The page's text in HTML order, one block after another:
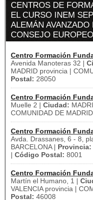
CENTROS DE
EL CURSO INEM
ALEMÁN
CONSEJO
Centro Formación
Avenida Manoteras 32 |
MADRID provincia |
Postal: 28050
Centro Formación
Muelle 2 | Ciudad:
COMUNIDAD DE
Centro Formación
Avda. Drassanes, 6 - 8,
BARCELONA | Provincia:
| Código Postal: 8001
Centro Formación
Martín el Humano, 1 |
VALENCIA provincia |
Postal: 46008